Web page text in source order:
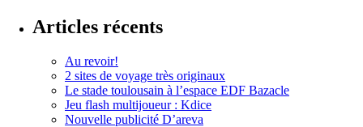
Articles récents
Au revoir!
2 sites de voyage très originaux
Le stade toulousain à l’espace EDF Bazacle
Jeu flash multijoueur : Kdice
Nouvelle publicité D’areva